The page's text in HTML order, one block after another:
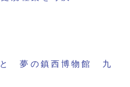
と 夢の鎮西博物館 九